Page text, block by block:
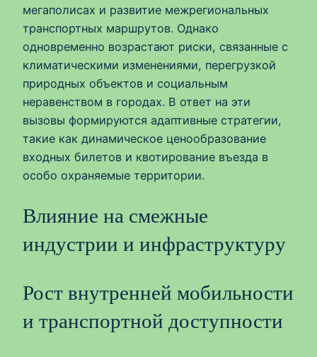
мегаполисах и развитие межрегиональных
транспортных маршрутов. Однако
одновременно возрастают риски, связанные с
климатическими изменениями, перегрузкой
природных объектов и социальным
неравенством в городах. В ответ на эти
вызовы формируются адаптивные стратегии,
такие как динамическое ценообразование
входных билетов и квотирование въезда в
особо охраняемые территории.
Влияние на смежные
индустрии и инфраструктуру
Рост внутренней мобильности
и транспортной доступности